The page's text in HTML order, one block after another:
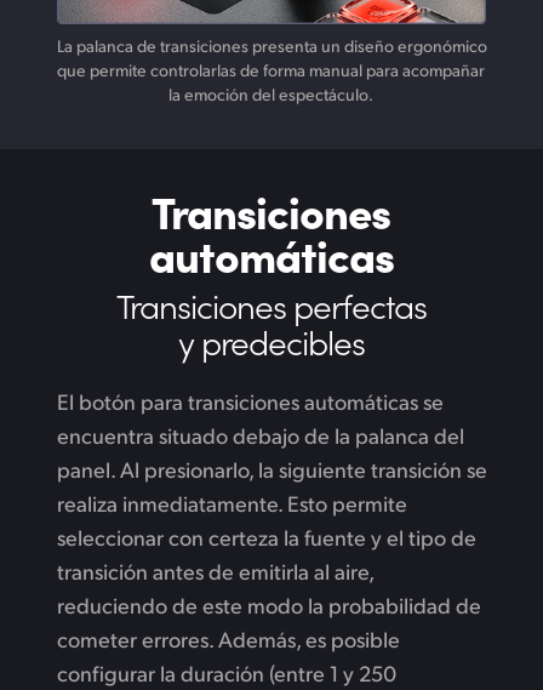
La palanca de transiciones presenta un diseño ergonómico
que permite controlarlas de forma manual para acompañar
la emoción del espectáculo.
Transiciones
automáticas
Transiciones perfectas
y predecibles
El botón para transiciones automáticas se
encuentra situado debajo de la palanca del
panel. Al presionarlo, la siguiente transición se
realiza inmediatamente. Esto permite
seleccionar con certeza la fuente y el tipo de
transición antes de emitirla al aire,
reduciendo de este modo la probabilidad de
cometer errores. Además, es posible
configurar la duración (entre 1 y 250